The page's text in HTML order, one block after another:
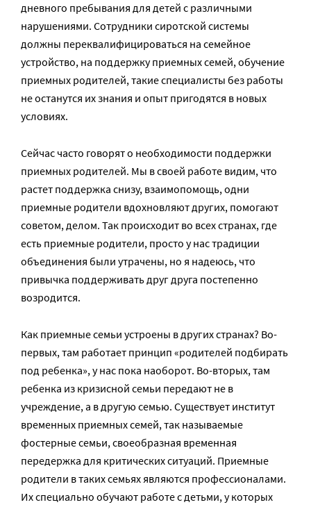
дневного пребывания для детей с различными
нарушениями. Сотрудники сиротской системы
должны переквалифицироваться на семейное
устройство, на поддержку приемных семей, обучение
приемных родителей, такие специалисты без работы
не останутся их знания и опыт пригодятся в новых
условиях.
Сейчас часто говорят о необходимости поддержки
приемных родителей. Мы в своей работе видим, что
растет поддержка снизу, взаимопомощь, одни
приемные родители вдохновляют других, помогают
советом, делом. Так происходит во всех странах, где
есть приемные родители, просто у нас традиции
объединения были утрачены, но я надеюсь, что
привычка поддерживать друг друга постепенно
возродится.
Как приемные семьи устроены в других странах? Во-
первых, там работает принцип «родителей подбирать
под ребенка», у нас пока наоборот. Во-вторых, там
ребенка из кризисной семьи передают не в
учреждение, а в другую семью. Существует институт
временных приемных семей, так называемые
фостерные семьи, своеобразная временная
передержка для критических ситуаций. Приемные
родители в таких семьях являются профессионалами.
Их специально обучают работе с детьми, у которых